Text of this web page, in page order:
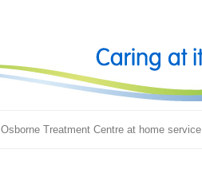
Osborne Treatment Centre at home service